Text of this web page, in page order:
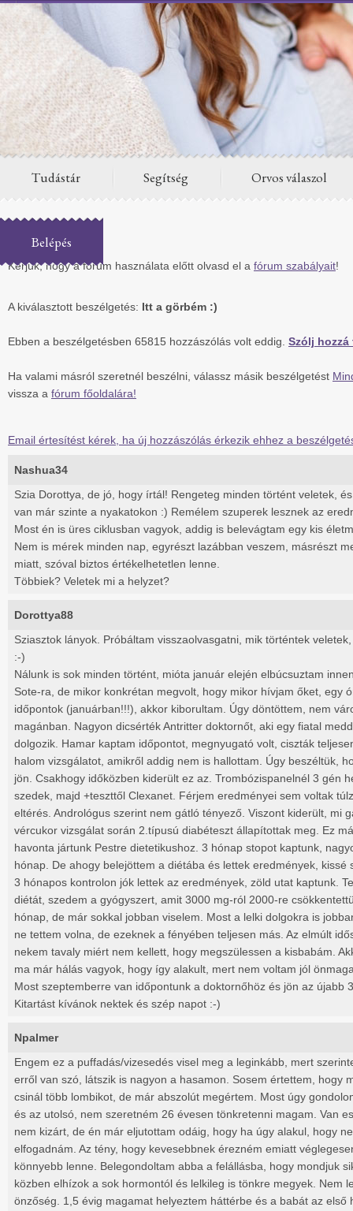
Tudástár Segítség Orvos válaszol
Belépés
Fórum
Kérjük, hogy a fórum használata előtt olvasd el a fórum szabályait!
A kiválasztott beszélgetés: Itt a görbém :)
Ebben a beszélgetésben 65815 hozzászólás volt eddig. Szólj hozzá
Ha valami másról szeretnél beszélni, válassz másik beszélgetést
vissza a fórum főoldalára!
Email értesítést kérek, ha új hozzászólás érkezik ehhez a
Nashua34
Szia Dorottya, de jó, hogy írtál! Rengeteg minden történt veletek,
van már szinte a nyakatokon :) Remélem szuperek lesznek az
Most én is üres ciklusban vagyok, addig is belevágtam egy kis
Nem is mérek minden nap, egyrészt lazábban veszem, másrészt
miatt, szóval biztos értékelhetetlen lenne.
Többiek? Veletek mi a helyzet?
Dorottya88
Sziasztok lányok. Próbáltam visszaolvasgatni, mik történtek
:-)
Nálunk is sok minden történt, mióta január elején elbúcsuztam
Sote-ra, de mikor konkrétan megvolt, hogy mikor hívjam őket, egy
időpontok (januárban!!!), akkor kiborultam. Úgy döntöttem, nem
magánban. Nagyon dicsérték Antritter doktornőt, aki egy fiatal
dolgozik. Hamar kaptam időpontot, megnyugató volt, ciszták
halom vizsgálatot, amikről addig nem is hallottam. Úgy beszéltük,
jön. Csakhogy időközben kiderült ez az. Trombózispanelnél 3 gén
szedek, majd +teszttől Clexanet. Férjem eredményei sem voltak
eltérés. Andrológus szerint nem gátló tényező. Viszont kiderült, mi
vércukor vizsgálat során 2.típusú diabéteszt állapítottak meg. Ez
havonta jártunk Pestre dietetikushoz. 3 hónap stopot kaptunk,
hónap. De ahogy belejöttem a diétába és lettek eredmények, kissé
3 hónapos kontrolon jók lettek az eredmények, zöld utat kaptunk.
diétát, szedem a gyógyszert, amit 3000 mg-ról 2000-re
hónap, de már sokkal jobban viselem. Most a lelki dolgokra is
ne tettem volna, de ezeknek a fényében teljesen más. Az elmúlt
nekem tavaly miért nem kellett, hogy megszülessen a kisbabám.
ma már hálás vagyok, hogy így alakult, mert nem voltam jól
Most szeptemberre van időpontunk a doktornőhöz és jön az újabb
Kitartást kívánok nektek és szép napot :-)
Npalmer
Engem ez a puffadás/vizesedés visel meg a leginkább, mert
erről van szó, látszik is nagyon a hasamon. Sosem értettem, hogy
csinál több lombikot, de már abszolút megértem. Most úgy
és az utolsó, nem szeretném 26 évesen tönkretenni magam. Van
nem kizárt, de én már eljutottam odáig, hogy ha úgy alakul, hogy
elfogadnám. Az tény, hogy kevesebbnek érezném emiatt
könnyebb lenne. Belegondoltam abba a felállásba, hogy mondjuk
közben elhízok a sok hormontól és lelkileg is tönkre megyek. Nem
önzőség. 1,5 évig magamat helyeztem háttérbe és a babát az első